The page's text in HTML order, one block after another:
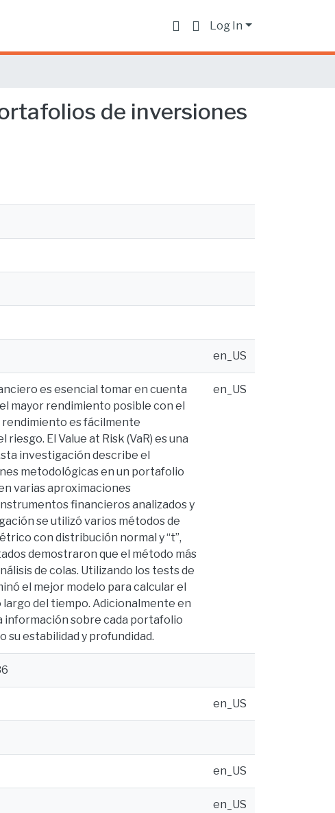
Log In
de inversiones
en_US
es esencial tomar en cuenta
mayor rendimiento posible con el
rendimiento es fácilmente
El Value at Risk (VaR) es una
investigación describe el
metodológicas en un portafolio
varias aproximaciones
financieros analizados y
se utilizó varios métodos de
con distribución normal y “t”,
demostraron que el método más
de colas. Utilizando los tests de
el mejor modelo para calcular el
del tiempo. Adicionalmente en
información sobre cada portafolio
estabilidad y profundidad.
en_US
en_US
en_US
en_US